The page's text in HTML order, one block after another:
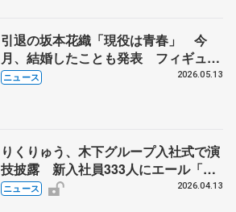
引退の坂本花織「現役は青春」 今
月、結婚したことも発表 フィギュア
日本女子初の五輪３大会出場で最多メ
ニュース 2026.05.13
りくりゅう、木下グループ入社式で演
技披露 新入社員333人にエール「経
験が自分つくる」
ニュース 2026.04.13